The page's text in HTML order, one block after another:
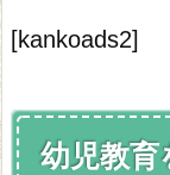
[kankoads2]
幼児教育